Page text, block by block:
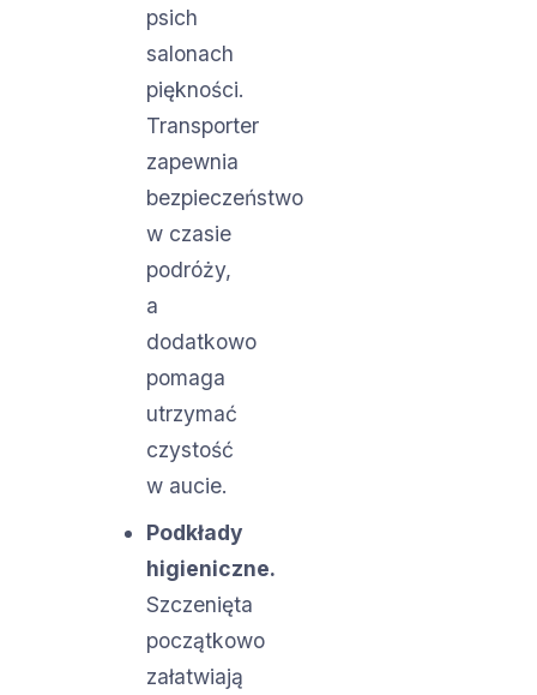
psich
salonach
piękności.
Transporter
zapewnia
bezpieczeństwo
w czasie
podróży,
a
dodatkowo
pomaga
utrzymać
czystość
w aucie.
Podkłady
higieniczne.
Szczenięta
początkowo
załatwiają